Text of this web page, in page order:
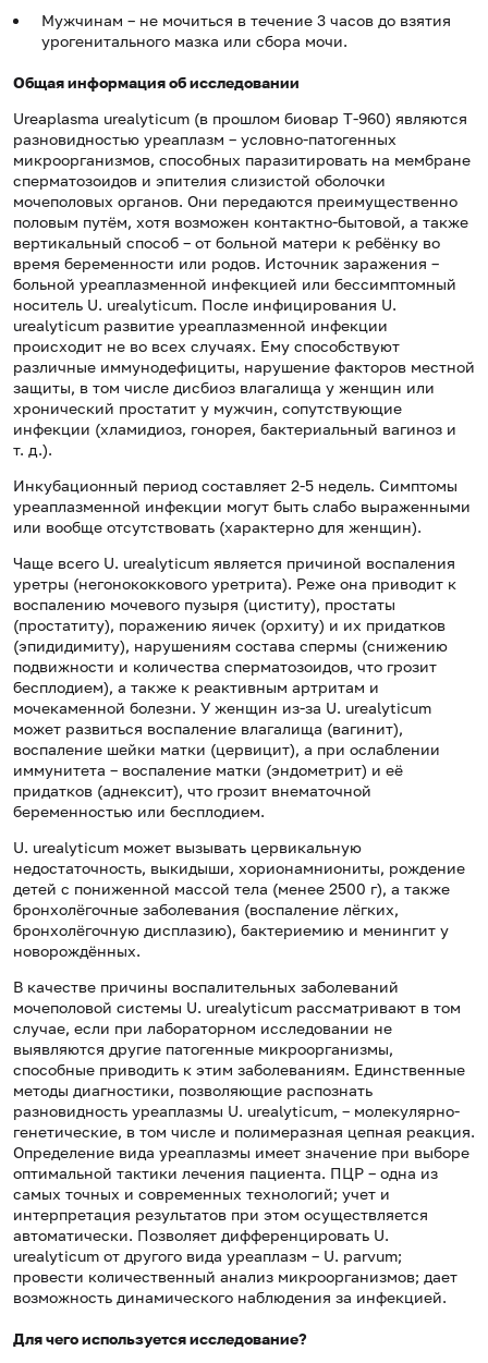
Мужчинам – не мочиться в течение 3 часов до взятия
урогенитального мазка или сбора мочи.
Общая информация об исследовании
Ureaplasma urealyticum (в прошлом биовар T-960) являются
разновидностью уреаплазм – условно-патогенных
микроорганизмов, способных паразитировать на мембране
сперматозоидов и эпителия слизистой оболочки
мочеполовых органов. Они передаются преимущественно
половым путём, хотя возможен контактно-бытовой, а также
вертикальный способ – от больной матери к ребёнку во
время беременности или родов. Источник заражения –
больной уреаплазменной инфекцией или бессимптомный
носитель U. urealyticum. После инфицирования U.
urealyticum развитие уреаплазменной инфекции
происходит не во всех случаях. Ему способствуют
различные иммунодефициты, нарушение факторов местной
защиты, в том числе дисбиоз влагалища у женщин или
хронический простатит у мужчин, сопутствующие
инфекции (хламидиоз, гонорея, бактериальный вагиноз и
т. д.).
Инкубационный период составляет 2-5 недель. Симптомы
уреаплазменной инфекции могут быть слабо выраженными
или вообще отсутствовать (характерно для женщин).
Чаще всего U. urealyticum является причиной воспаления
уретры (негонококкового уретрита). Реже она приводит к
воспалению мочевого пузыря (циститу), простаты
(простатиту), поражению яичек (орхиту) и их придатков
(эпидидимиту), нарушениям состава спермы (снижению
подвижности и количества сперматозоидов, что грозит
бесплодием), а также к реактивным артритам и
мочекаменной болезни. У женщин из-за U. urealyticum
может развиться воспаление влагалища (вагинит),
воспаление шейки матки (цервицит), а при ослаблении
иммунитета – воспаление матки (эндометрит) и её
придатков (аднексит), что грозит внематочной
беременностью или бесплодием.
U. urealyticum может вызывать цервикальную
недостаточность, выкидыши, хорионамниониты, рождение
детей с пониженной массой тела (менее 2500 г), а также
бронхолёгочные заболевания (воспаление лёгких,
бронхолёгочную дисплазию), бактериемию и менингит у
новорождённых.
В качестве причины воспалительных заболеваний
мочеполовой системы U. urealyticum рассматривают в том
случае, если при лабораторном исследовании не
выявляются другие патогенные микроорганизмы,
способные приводить к этим заболеваниям. Единственные
методы диагностики, позволяющие распознать
разновидность уреаплазмы U. urealyticum, – молекулярно-
генетические, в том числе и полимеразная цепная реакция.
Определение вида уреаплазмы имеет значение при выборе
оптимальной тактики лечения пациента. ПЦР – одна из
самых точных и современных технологий; учет и
интерпретация результатов при этом осуществляется
автоматически. Позволяет дифференцировать U.
urealyticum от другого вида уреаплазм – U. parvum;
провести количественный анализ микроорганизмов; дает
возможность динамического наблюдения за инфекцией.
Для чего используется исследование?